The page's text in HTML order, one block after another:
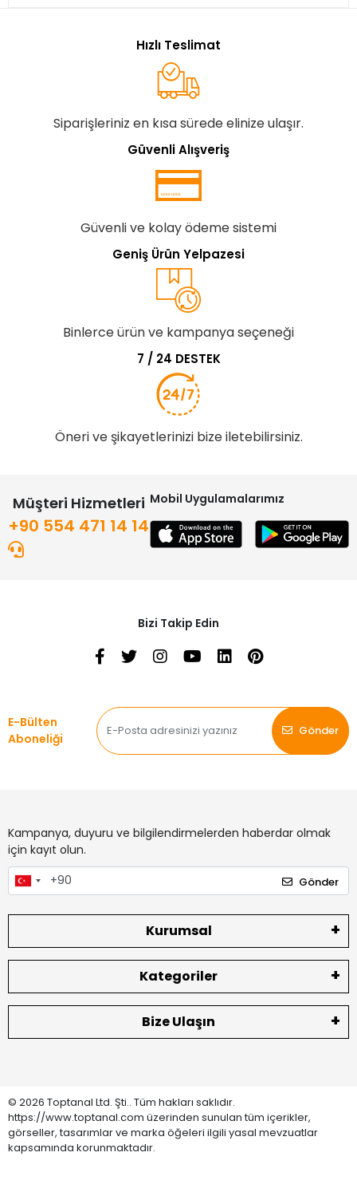
Hızlı Teslimat
Siparişleriniz en kısa sürede elinize ulaşır.
Güvenli Alışveriş
Güvenli ve kolay ödeme sistemi
Geniş Ürün Yelpazesi
Binlerce ürün ve kampanya seçeneği
7 / 24 DESTEK
Öneri ve şikayetlerinizi bize iletebilirsiniz.
Müşteri Hizmetleri
+90 554 471 14 14
Mobil Uygulamalarımız
Bizi Takip Edin
E-Bülten
Aboneliği
Gönder
Kampanya, duyuru ve bilgilendirmelerden haberdar olmak
için kayıt olun.
Gönder
Kurumsal
Kategoriler
Bize Ulaşın
© 2026 Toptanal Ltd. Şti.. Tüm hakları saklıdır.
https://www.toptanal.com üzerinden sunulan tüm içerikler,
görseller, tasarımlar ve marka öğeleri ilgili yasal mevzuatlar
kapsamında korunmaktadır.